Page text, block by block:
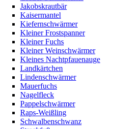
Jakobskrautbär
Kaisermantel
Kiefernschwärmer
Kleiner Frostspanner
Kleiner Fuchs
Kleiner Weinschwärmer
Kleines Nachtpfauenauge
Landkärtchen
Lindenschwärmer
Mauerfuchs
Nagelfleck
Pappelschwärmer
Raps-Weißling
Schwalbenschwanz